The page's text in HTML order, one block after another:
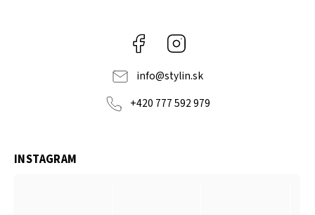
Facebook
info@stylin.sk
+420 777 592 979
INSTAGRAM